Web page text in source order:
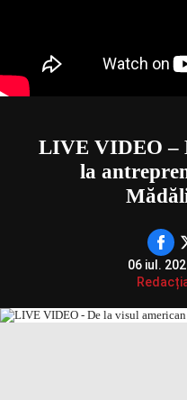
LIVE VIDEO –
la
06 iul.